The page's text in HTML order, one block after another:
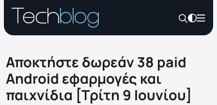
Αποκτήστε δωρεάν 38 paid
Android εφαρμογές και
παιχνίδια [Τρίτη 9 Ιουνίου]